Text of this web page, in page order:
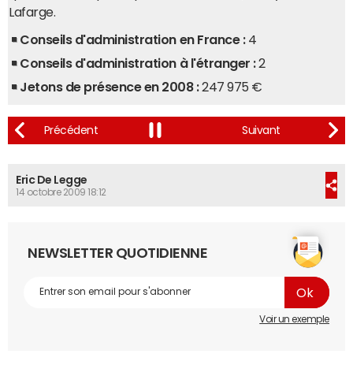
Lafarge.
Conseils d'administration en France : 4
Conseils d'administration à l'étranger :2
Jetons de présence en 2008 :247 975 €
Eric De Legge
14 octobre 2009 18:12
NEWSLETTER QUOTIDIENNE
Voir un exemple